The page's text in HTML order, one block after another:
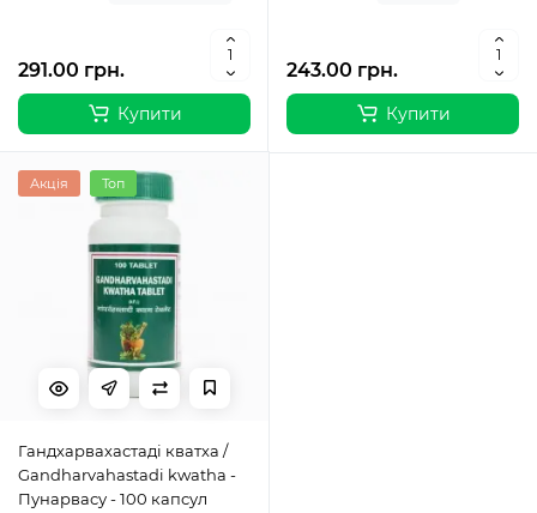
291.00 грн.
Купити
243.00 грн.
Купити
Акція Топ
Гандхарвахастаді кватха /
Gandharvahastadi kwatha -
Пунарвасу - 100 капсул